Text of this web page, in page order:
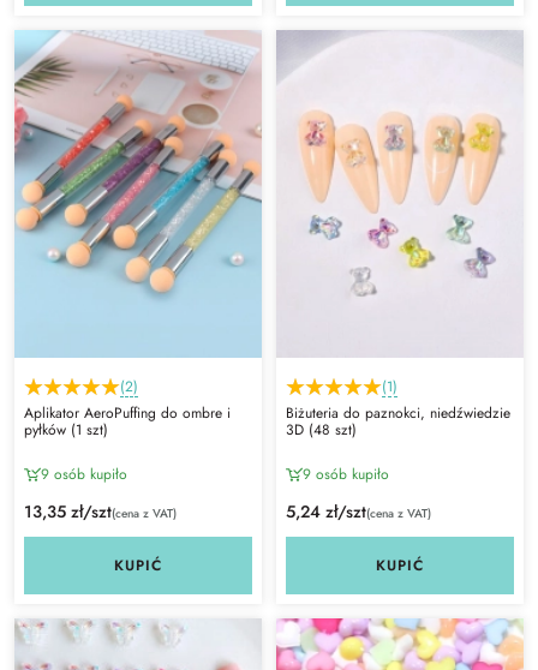
(2)
Aplikator AeroPuffing do ombre i
pyłków (1 szt)
9 osób kupiło
13,35 zł/szt(cena z VAT)
KUPIĆ
(1)
Biżuteria do paznokci, niedźwiedzie
3D (48 szt)
9 osób kupiło
5,24 zł/szt(cena z VAT)
KUPIĆ